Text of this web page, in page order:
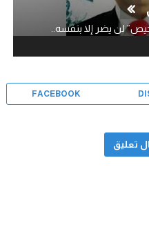
لن يضر إلا بنفسه..
FACEBOOK
تعليق